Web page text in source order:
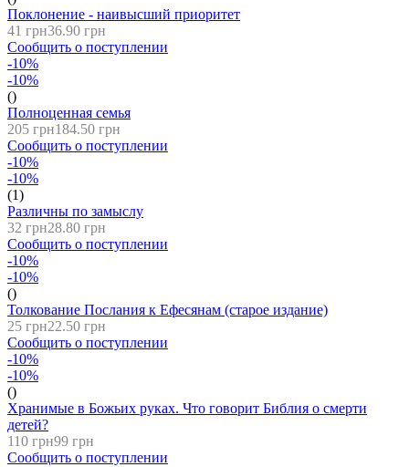
Поклонение - наивысший приоритет
41 грн36.90 грн
Сообщить о поступлении
-10%
-10%
()
Полноценная семья
205 грн184.50 грн
Сообщить о поступлении
-10%
-10%
(1)
Различны по замыслу
32 грн28.80 грн
Сообщить о поступлении
-10%
-10%
()
Толкование Послания к Ефесянам (старое издание)
25 грн22.50 грн
Сообщить о поступлении
-10%
-10%
()
Хранимые в Божьих руках. Что говорит Библия о смерти
детей?
110 грн99 грн
Сообщить о поступлении